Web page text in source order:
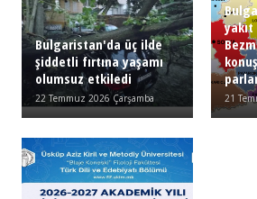
Bulgaristan'da üç ilde
şiddetli fırtına yaşamı
olumsuz etkiledi
22 Temmuz 2026 Çarşamba 21